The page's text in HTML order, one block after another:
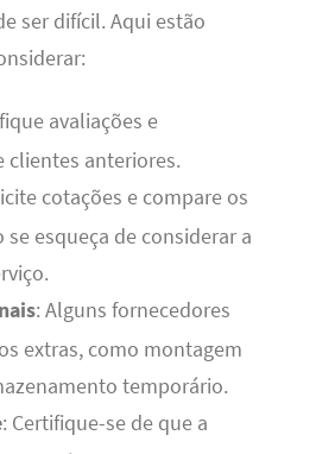
ser difícil. Aqui estão
avaliações e
clientes anteriores.
cotações e compare os
se esqueça de considerar a
: Alguns fornecedores
extras, como montagem
temporário.
: Certifique-se de que a